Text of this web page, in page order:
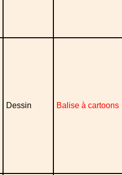
Dessin Balise à cartoons